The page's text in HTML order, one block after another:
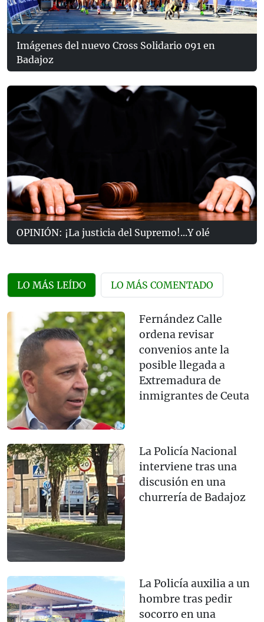
Imágenes del nuevo Cross Solidario 091 en
Badajoz
OPINIÓN: ¡La justicia del Supremo!...Y olé
LO MÁS LEÍDO LO MÁS COMENTADO
Fernández Calle
ordena revisar
convenios ante la
posible llegada a
Extremadura de
inmigrantes de Ceuta
La Policía Nacional
interviene tras una
discusión en una
churrería de Badajoz
La Policía auxilia a un
hombre tras pedir
socorro en una